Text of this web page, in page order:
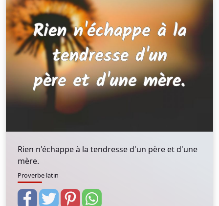
Rien n'échappe à la tendresse d'un père et d'une
mère.
Proverbe latin